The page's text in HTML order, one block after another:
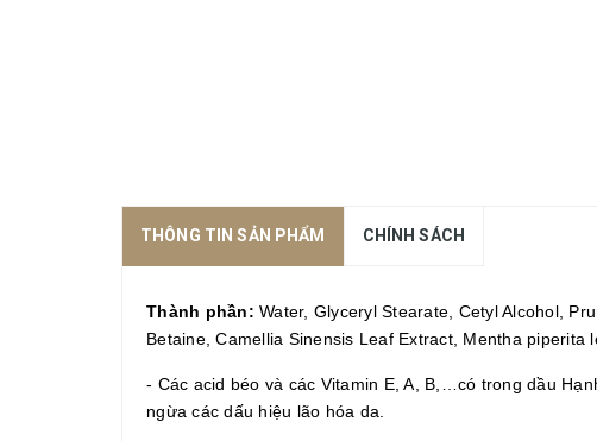
THÔNG TIN SẢN PHẨM CHÍNH SÁCH
Thành phần: Water, Glyceryl Stearate, Cetyl Alcohol,
Betaine, Camellia Sinensis Leaf Extract, Mentha
- Các acid béo và các Vitamin E, A, B,…có trong dầu H
ngừa các dấu hiệu lão hóa da.